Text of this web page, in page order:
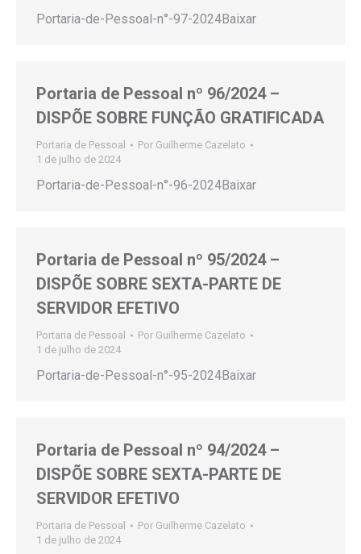
Portaria-de-Pessoal-n°-97-2024Baixar
Portaria de Pessoal nº 96/2024 –
DISPÕE SOBRE FUNÇÃO GRATIFICADA
Portaria de Pessoal Por Guilherme Cazelato
1 de julho de 2024
Portaria-de-Pessoal-n°-96-2024Baixar
Portaria de Pessoal nº 95/2024 –
DISPÕE SOBRE SEXTA-PARTE DE
SERVIDOR EFETIVO
Portaria de Pessoal Por Guilherme Cazelato
1 de julho de 2024
Portaria-de-Pessoal-n°-95-2024Baixar
Portaria de Pessoal nº 94/2024 –
DISPÕE SOBRE SEXTA-PARTE DE
SERVIDOR EFETIVO
Portaria de Pessoal Por Guilherme Cazelato
1 de julho de 2024